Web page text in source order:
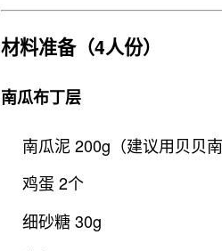
材料准备（4人份）
南瓜布丁层
南瓜泥 200g（建议用贝贝
鸡蛋 2个
细砂糖 30g